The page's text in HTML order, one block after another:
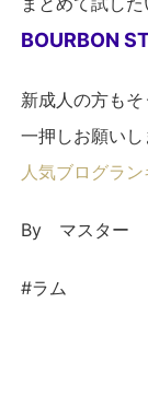
BOURBON
新成人の方も
一押しお願いし
人気ブログラ
By マスター
#ラム